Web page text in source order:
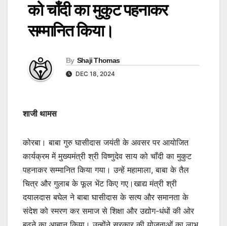
को चाँदी का मुकुट पहनाकर
सम्मानित किया।
By Shaji Thomas
DEC 18, 2024
शाजी थामस
कोरबा। बाबा गुरु घासीदास जयंती के अवसर पर आयोजित
कार्यक्रम में मुख्यमंत्री श्री विष्णुदेव साय को चाँदी का मुकुट
पहनाकर सम्मानित किया गया। उन्हें महामाला, बाबा के तैल
चित्र और गुलाब के फूल भेंट किए गए।खाद्य मंत्री श्री
दयालदास बघेल ने बाबा घासीदास के सत्य और समानता के
संदेश को स्मरण कर समाज से शिक्षा और उद्योग-धंधों की ओर